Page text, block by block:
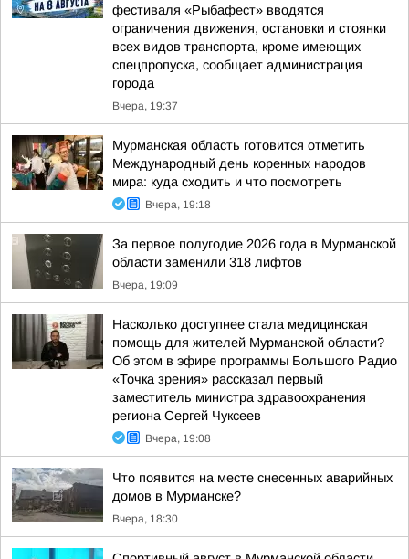
фестиваля «Рыбафест» вводятся
ограничения движения, остановки и стоянки
всех видов транспорта, кроме имеющих
спецпропуска, сообщает администрация
города
Вчера, 19:37
Мурманская область готовится отметить
Международный день коренных народов
мира: куда сходить и что посмотреть
Вчера, 19:18
За первое полугодие 2026 года в Мурманской
области заменили 318 лифтов
Вчера, 19:09
Насколько доступнее стала медицинская
помощь для жителей Мурманской области?
Об этом в эфире программы Большого Радио
«Точка зрения» рассказал первый
заместитель министра здравоохранения
региона Сергей Чуксеев
Вчера, 19:08
Что появится на месте снесенных аварийных
домов в Мурманске?
Вчера, 18:30